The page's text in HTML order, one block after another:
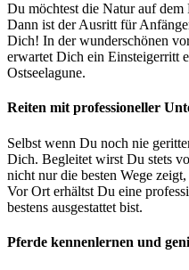
Du möchtest die Natur auf dem
Dann ist der Ausritt für
Dich! In der wunderschönen
erwartet Dich ein Einsteigerritt
Ostseelagune.
Reiten mit professioneller
Selbst wenn Du noch nie
Dich. Begleitet wirst Du stets
nicht nur die besten Wege
Vor Ort erhältst Du eine
bestens ausgestattet bist.
Pferde kennenlernen und